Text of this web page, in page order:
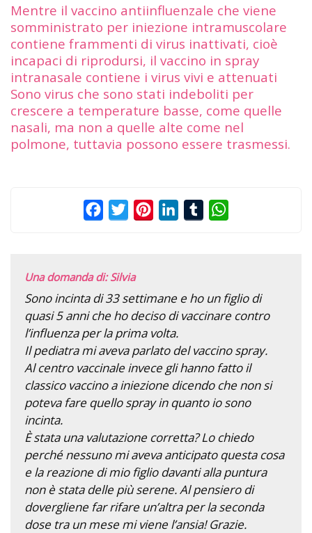
Mentre il vaccino antiinfluenzale che viene
somministrato per iniezione intramuscolare
contiene frammenti di virus inattivati, cioè
incapaci di riprodursi, il vaccino in spray
intranasale contiene i virus vivi e attenuati
Sono virus che sono stati indeboliti per
crescere a temperature basse, come quelle
nasali, ma non a quelle alte come nel
polmone, tuttavia possono essere trasmessi.
FacebookTwitterPinterestLinkedInTumblr
Una domanda di: Silvia
Sono incinta di 33 settimane e ho un figlio di
quasi 5 anni che ho deciso di vaccinare contro
l’influenza per la prima volta.
Il pediatra mi aveva parlato del vaccino spray.
Al centro vaccinale invece gli hanno fatto il
classico vaccino a iniezione dicendo che non si
poteva fare quello spray in quanto io sono
incinta.
È stata una valutazione corretta? Lo chiedo
perché nessuno mi aveva anticipato questa cosa
e la reazione di mio figlio davanti alla puntura
non è stata delle più serene. Al pensiero di
dovergliene far rifare un’altra per la seconda
dose tra un mese mi viene l’ansia! Grazie.